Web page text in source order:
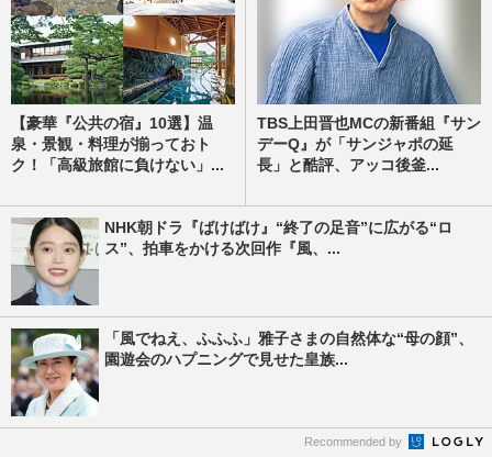
【豪華『公共の宿』10選】温
泉・景観・料理が揃っておト
ク！「高級旅館に負けない」...
TBS上田晋也MCの新番組『サン
デーQ』が「サンジャポの延
長」と酷評、アッコ後釜...
NHK朝ドラ『ばけばけ』“終了の足音”に広がる“ロ
ス”、拍車をかける次回作『風、...
「風でねえ、ふふふ」雅子さまの自然体な“母の顔”、
園遊会のハプニングで見せた皇族...
Recommended by